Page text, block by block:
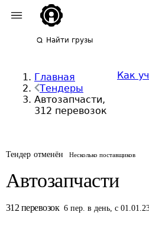
Найти грузы
Главная
Тендеры
Автозапчасти,
312 перевозок
Как
Тендер отменён Несколько поставщиков
Автозапчасти
312 перевозок 6 пер. в день,с